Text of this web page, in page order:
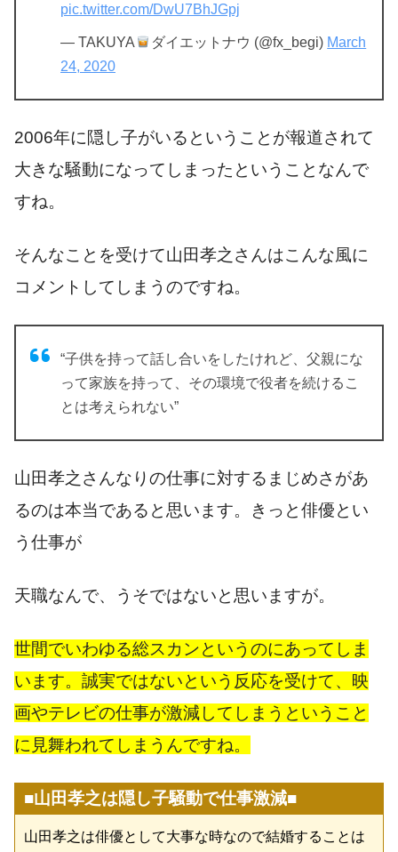
pic.twitter.com/DwU7BhJGpj
— TAKUYA ダイエットナウ (@fx_begi) March
24, 2020
2006年に隠し子がいるということが報道されて
大きな騒動になってしまったということなんで
すね。
そんなことを受けて山田孝之さんはこんな風に
コメントしてしまうのですね。
“子供を持って話し合いをしたけれど、父親にな
って家族を持って、その環境で役者を続けるこ
とは考えられない”
山田孝之さんなりの仕事に対するまじめさがあ
るのは本当であると思います。きっと俳優とい
う仕事が
天職なんで、うそではないと思いますが。
世間でいわゆる総スカンというのにあってしま
います。誠実ではないという反応を受けて、映
画やテレビの仕事が激減してしまうということ
に見舞われてしまうんですね。
■山田孝之は隠し子騒動で仕事激減■
山田孝之は俳優として大事な時なので結婚することは